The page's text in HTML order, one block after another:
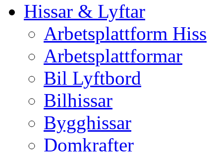
Hissar & Lyftar
Arbetsplattform Hiss
Arbetsplattformar
Bil Lyftbord
Bilhissar
Bygghissar
Domkrafter